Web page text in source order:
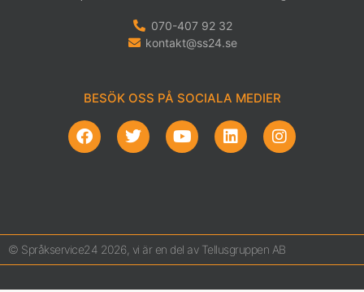
070-407 92 32
kontakt@ss24.se
BESÖK OSS PÅ SOCIALA MEDIER
© Språkservice24 2026, vi är en del av Tellusgruppen AB